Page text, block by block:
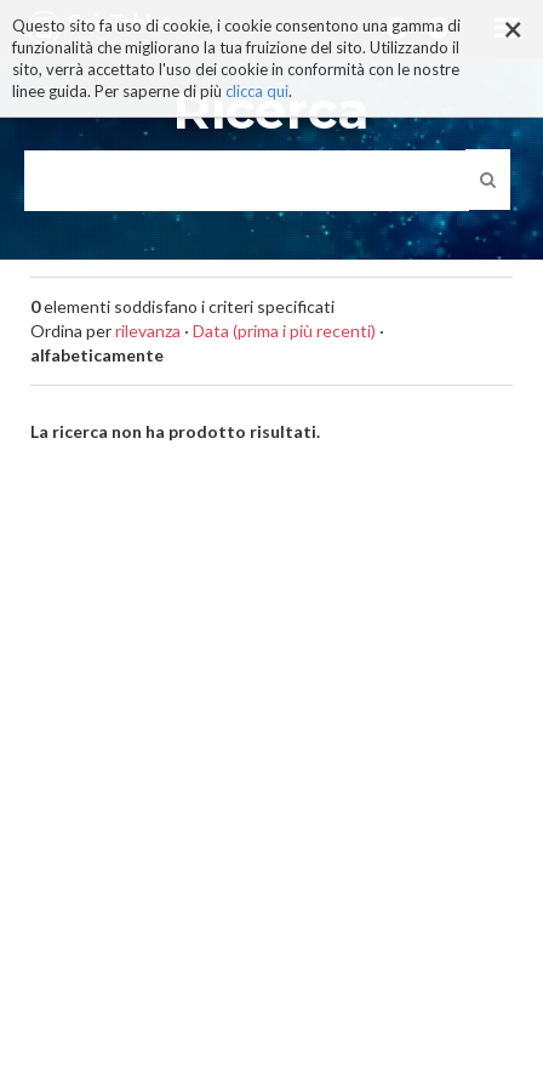
×
Questo sito fa uso di cookie, i cookie consentono una gamma di
funzionalità che migliorano la tua fruizione del sito. Utilizzando il
sito, verrà accettato l'uso dei cookie in conformità con le nostre
linee guida. Per saperne di più clicca qui.
ai
contenuti.
|
alla
navigazione
Ricerca
0elementi soddisfano i criteri specificati
Ordina perrilevanza · Data (prima i più recenti) ·
alfabeticamente
La ricerca non ha prodotto risultati.